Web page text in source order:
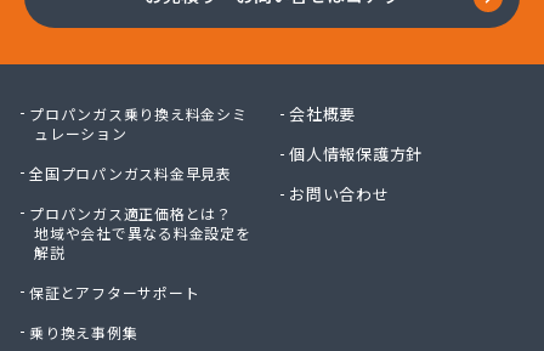
株式会社大栄産業
株式会社大同商会
株式会社大路商会
株式会社筑豊産業
株式会社筑豊商会 筑豊支店
株式会社筑豊商会 飯塚出張所
株式会社筑邦プロパン
株式会社椎山住宅設備
プロパンガス乗り換え料金シミ
ュレーション
全国プロパンガス料金早見表
プロパンガス適正価格とは？
地域や会社で異なる料金設定を
解説
保証とアフターサポート
乗り換え事例集
会社概要
個人情報保護方針
お問い合わせ